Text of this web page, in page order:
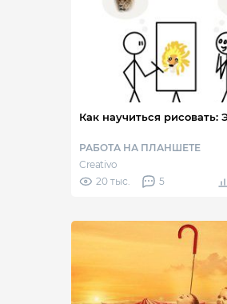
Как научиться рисовать:
РАБОТА НА ПЛАНШЕТЕ
Creativo
20 тыс.
5